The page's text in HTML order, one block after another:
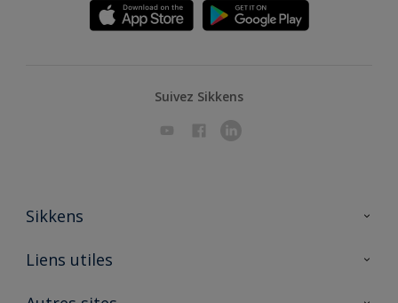
Suivez Sikkens
Sikkens
A propos de Sikkens
Liens utiles
Ouvrir un magasin PASS